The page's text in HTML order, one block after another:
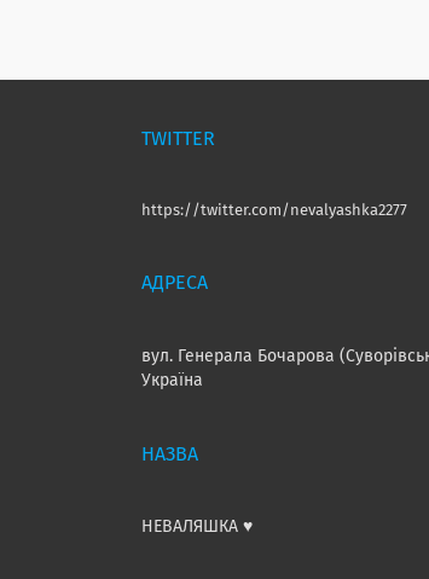
TWITTER
https://twitter.com/nevalyashka2277
вул. Генерала Бочарова
Україна
НЕВАЛЯШКА ♥️